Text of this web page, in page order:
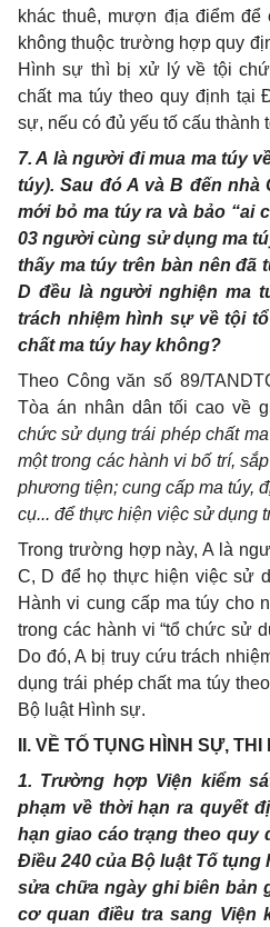
khác thuê, mượn địa điểm
không thuộc trường hợp quy
Hình sự thì bị xử lý về tội
chất ma túy theo quy định tại
sự, nếu có đủ yếu tố cấu thành
7. A là người đi mua ma túy
túy). Sau đóA và B đến nhà
mới bỏ ma túy ra và bảo “ai
03 người cùng sử dụng ma
thấy ma túy trên bàn nên đã
D đều là người nghiện ma
trách nhiệm hình sự về tội
chất ma túy hay không?
Theo Công văn số 89/
Tòa án nhân dân tối cao về
chức sử dụng trái phép chất
một trong các hành vi bố trí,
phương tiện; cung cấp ma túy,
cụ... để thực hiện việc sử dụng
Trong trường hợp này, A là
C, D để họ thực hiện việc sử
Hành vi cung cấp ma túy cho
trong các hành vi “tổ chức sử
Do đó, A bị truy cứu trách
dụng trái phép chất ma túy
Bộ luật Hình sự.
II. VỀ TỐ TỤNG HÌNH SỰ,
1. Trường hợp Viện kiểm
phạm về thời hạn ra quyết
hạn giao cáo trạng theo quy
Điều 240 của Bộ luật Tố
sửa chữa ngày ghi biên bản
cơ quan điều tra sang Viện